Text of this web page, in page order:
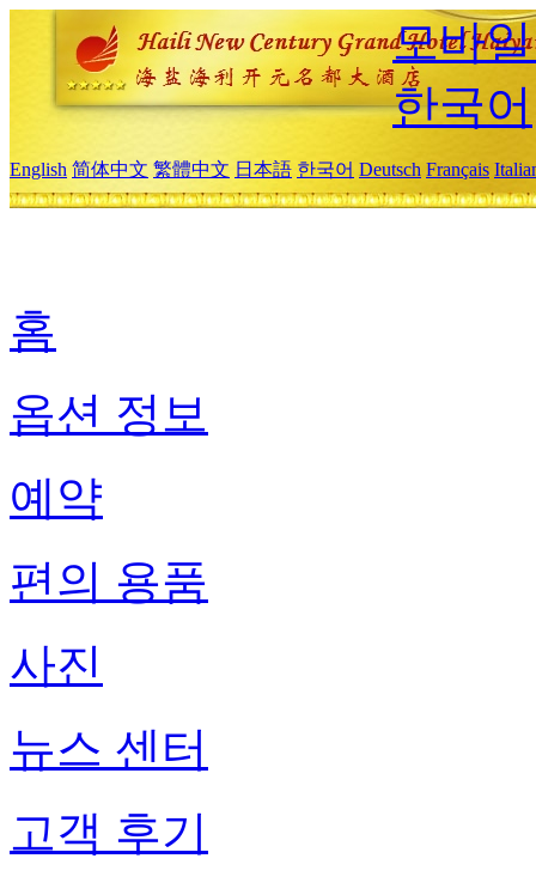
모바
한국어
English 简体中文 繁體中文 日本語 한국어 Deutsch Français
홈
옵션 정보
예약
편의 용품
사진
뉴스 센터
고객 후기